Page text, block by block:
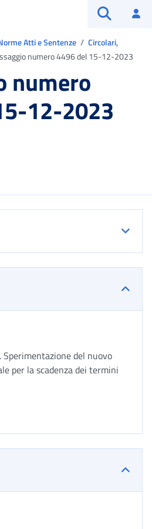
Atti e Sentenze
Circolari,
numero 4496 del 15-12-2023
numero
12-2023
del nuovo
per la scadenza dei termini